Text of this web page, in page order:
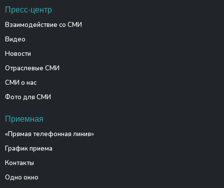
Пресс-центр
Взаимодействие со СМИ
Видео
Новости
Отраслевые СМИ
СМИ о нас
Фото для СМИ
Приемная
«Прямая телефонная линия»
График приема
Контакты
Одно окно